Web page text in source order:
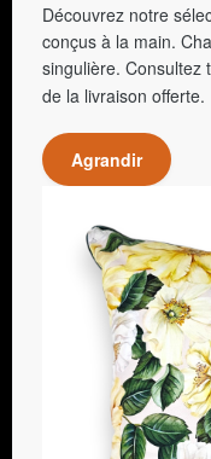
Découvrez notre
conçus à la main.
singulière. Consultez
de la livraison offerte.
Agrandir